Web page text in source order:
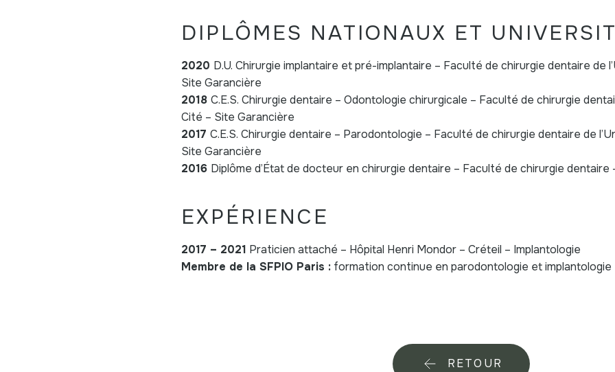
DIPLÔMES NATIONAUX ET
2020 D.U. Chirurgie implantaire et pré-implantaire – Faculté de chirurgie dentaire de
Site Garancière
2018 C.E.S. Chirurgie dentaire – Odontologie chirurgicale – Faculté de chirurgie
Cité – Site Garancière
2017 C.E.S. Chirurgie dentaire – Parodontologie – Faculté de chirurgie dentaire de
Site Garancière
2016 Diplôme d’État de docteur en chirurgie dentaire – Faculté de chirurgie dentaire
EXPÉRIENCE
2017 – 2021 Praticien attaché – Hôpital Henri Mondor – Créteil – Implantologie
Membre de la SFPIO Paris : formation continue en parodontologie et implantologie
RETOUR